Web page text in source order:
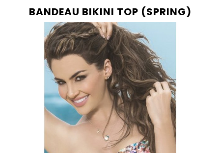
BANDEAU BIKINI TOP (SPRING)